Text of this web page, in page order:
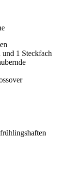
1 Steckfach